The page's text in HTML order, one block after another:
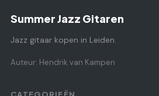
Summer Jazz Gitaren
Jazz gitaar kopen in Leiden.
Auteur: Hendrik van Kampen
CATEGORIEËN